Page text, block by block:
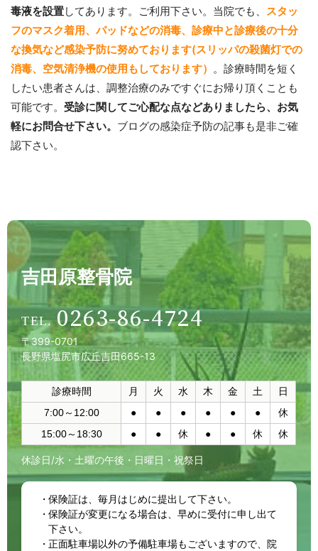
毒液を設置してあります。ご利用下さい。当院でも、 スタッ
フのマスク着用、パッドなどの消毒、診療中と診療後の十分
な換気など感染予防に努めております(スリッパの殺菌灯での
消毒、空気清浄機の使用もしております） 。診療時間を短く
したい患者さんは、調整治療のみですぐにお帰り頂くことも
可能です。 受診に関してご心配な点などありましたら、お気
軽にお問合せ下さい。 ブログの感染症予防の記事も是非ご確
認下さい。
吉田原整骨院
0263-86-4724
〒399-0701
長野県塩尻市広丘吉田665-13
診療時間 月 火 水 木 金 土
日
7:00～12:00
● ● ● ● ● ●
休
15:00～18:30
● ● 休 ● ● 休 休
休診日/水・土曜の午後・日曜日・祝祭日
保険証は、毎月はじめに提出して下さい。
保険証が変更になる場合は、早めに受付に申し出て
下さい。
正面駐車場以外の予備駐車場もございますので、院